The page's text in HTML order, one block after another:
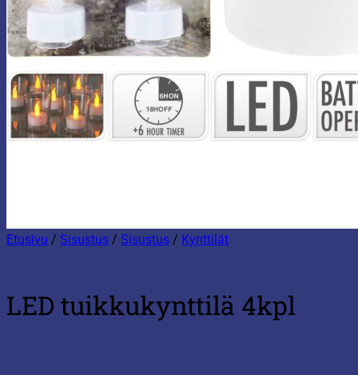
Etusivu / Sisustus / Sisustus / Kynttilät
LED tuikkukynttilä 4kpl